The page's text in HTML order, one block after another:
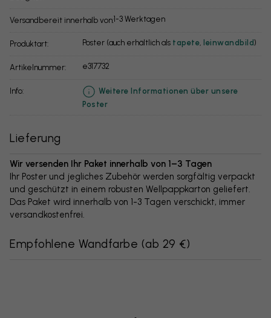
Versandbereit innerhalb von:1-3 Werktagen
Produktart: Poster (auch erhältlich als tapete leinwandbild)
Artikelnummer: e317732
info:
Weitere Informationen über unsere
Poster
Lieferung
Wir versenden Ihr Paket innerhalb von 1–3 Tagen
Ihr Poster und jegliches Zubehör werden sorgfältig verpackt
und geschützt in einem robusten Wellpappkarton geliefert.
Das Paket wird innerhalb von 1-3 Tagen verschickt, immer
versandkostenfrei.
Empfohlene Wandfarbe (ab 29 €)